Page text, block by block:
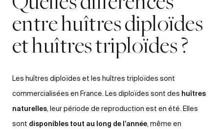
entre huîtres diploïdes
et huîtres triploïdes ?
Les huîtres diploïdes et les huîtres triploïdes sont
commercialisées en France. Les diploïdes sont des huîtres
naturelles, leur période de reproduction est en été. Elles
sont disponibles tout au long de l’année, même en